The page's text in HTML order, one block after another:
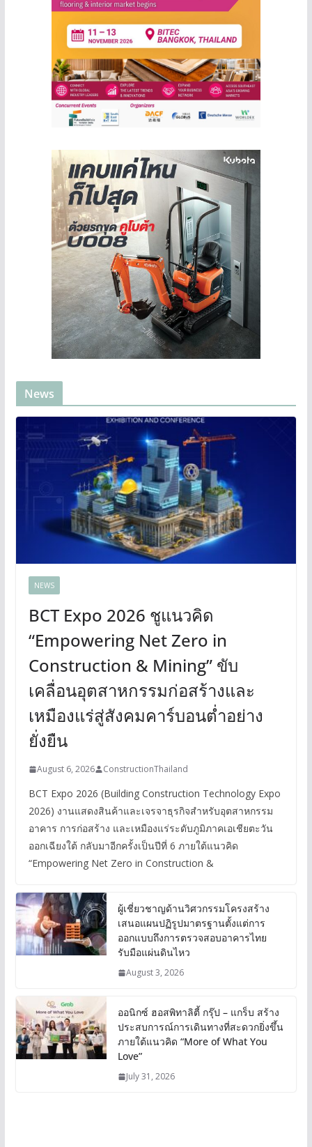
News
NEWS
BCT Expo 2026 ชูแนวคิด
“Empowering Net Zero in
Construction & Mining” ขับ
เคลื่อนอุตสาหกรรมก่อสร้างและ
เหมืองแร่สู่สังคมคาร์บอนต่ำอย่าง
ยั่งยืน
August 6, 2026 ConstructionThailand
BCT Expo 2026 (Building Construction Technology Expo
2026) งานแสดงสินค้าและเจรจาธุรกิจสำหรับอุตสาหกรรม
อาคาร การก่อสร้าง และเหมืองแร่ระดับภูมิภาคเอเชียตะวัน
ออกเฉียงใต้ กลับมาอีกครั้งเป็นปีที่ 6 ภายใต้แนวคิด
“Empowering Net Zero in Construction &
ผู้เชี่ยวชาญด้านวิศวกรรมโครงสร้าง
เสนอแผนปฏิรูปมาตรฐานตั้งแต่การ
ออกแบบถึงการตรวจสอบอาคารไทย
รับมือแผ่นดินไหว
August 3, 2026
ออนิกซ์ ฮอสพิทาลิตี้ กรุ๊ป – แกร็บ สร้าง
ประสบการณ์การเดินทางที่สะดวกยิ่งขึ้น
ภายใต้แนวคิด “More of What You
Love”
July 31, 2026